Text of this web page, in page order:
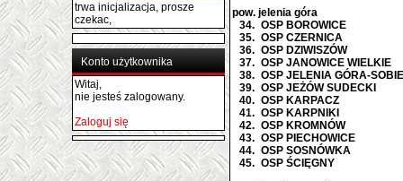
trwa inicjalizacja, prosze
czekac,
Konto użytkownika
Witaj,
nie jesteś zalogowany.
Zaloguj się
pow. jelenia góra
34. OSP BOROWICE
35. OSP CZERNICA
36. OSP DZIWISZÓW
37. OSP JANOWICE WIELKIE
38. OSP JELENIA GÓRA-
39. OSP JEŻÓW SUDECKI
40. OSP KARPACZ
41. OSP KARPNIKI
42. OSP KROMNÓW
43. OSP PIECHOWICE
44. OSP SOSNÓWKA
45. OSP ŚCIĘGNY